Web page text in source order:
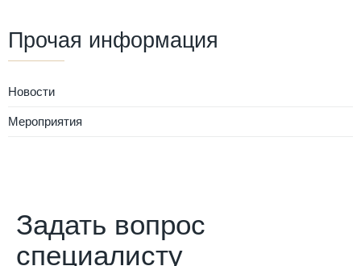
Прочая информация
Новости
Мероприятия
Задать вопрос
специалисту